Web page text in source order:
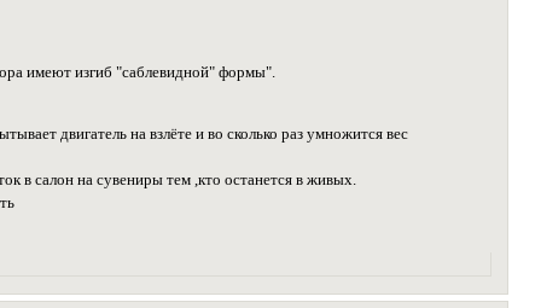
имеют изгиб "саблевидной" формы".
двигатель на взлёте и во сколько раз умножится вес
в салон на сувениры тем ,кто останется в живых.